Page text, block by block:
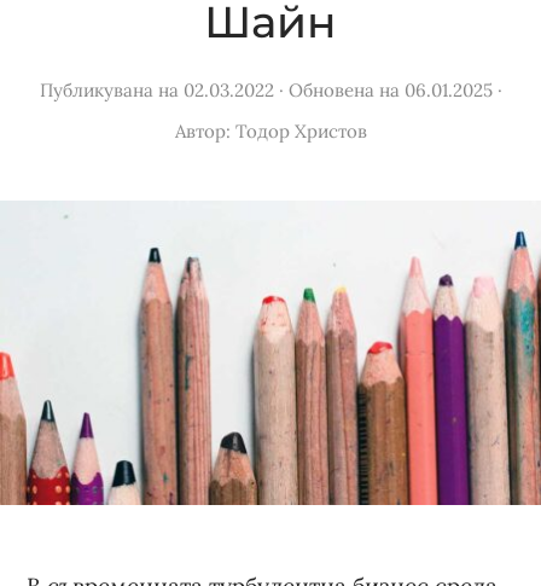
Шайн
Публикувана на 02.03.2022· Обновена на 06.01.2025·
Автор: Тодор Христов